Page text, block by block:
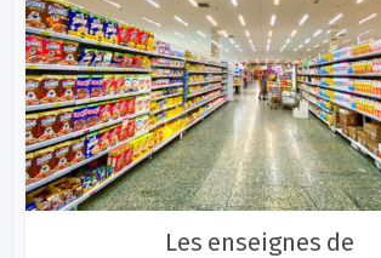
Les enseignes de